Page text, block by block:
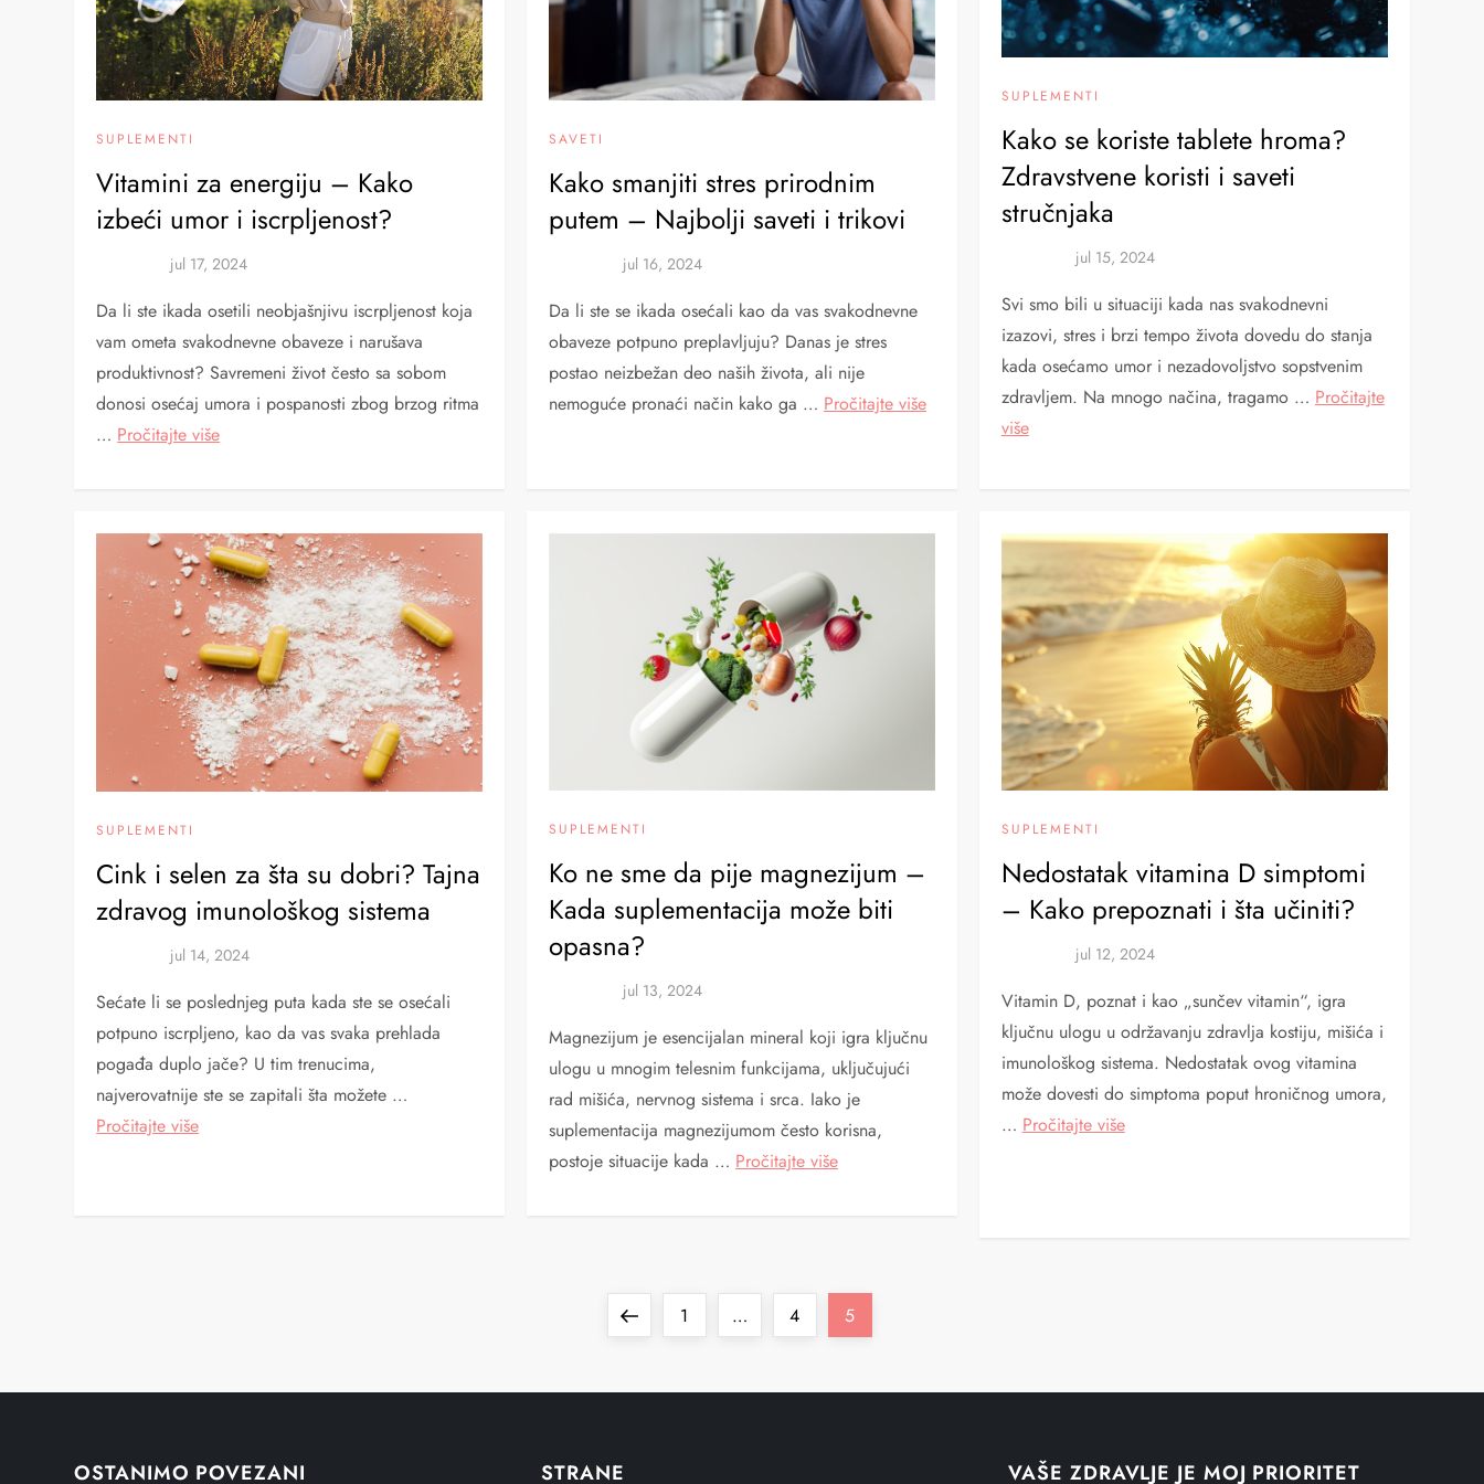
SUPLEMENTI
Vitamini za energiju – Kako
izbeći umor i iscrpljenost?
Da li ste ikada osetili neobjašnjivu iscrpljenost koja
vam ometa svakodnevne obaveze i narušava
produktivnost? Savremeni život često sa sobom
donosi osećaj umora i pospanosti zbog brzog ritma
… Pročitajte više
SAVETI
Kako smanjiti stres prirodnim
putem – Najbolji saveti i trikovi
Da li ste se ikada osećali kao da vas svakodnevne
obaveze potpuno preplavljuju? Danas je stres
postao neizbežan deo naših života, ali nije
nemoguće pronaći način kako ga … Pročitajte više
SUPLEMENTI
Kako se koriste tablete hroma?
Zdravstvene koristi i saveti
stručnjaka
Svi smo bili u situaciji kada nas svakodnevni
izazovi, stres i brzi tempo života dovedu do stanja
kada osećamo umor i nezadovoljstvo sopstvenim
zdravljem. Na mnogo načina, tragamo … Pročitajte
više
SUPLEMENTI
Cink i selen za šta su dobri? Tajna
zdravog imunološkog sistema
Sećate li se poslednjeg puta kada ste se osećali
potpuno iscrpljeno, kao da vas svaka prehlada
pogađa duplo jače? U tim trenucima,
najverovatnije ste se zapitali šta možete …
Pročitajte više
SUPLEMENTI
Ko ne sme da pije magnezijum –
Kada suplementacija može biti
opasna?
Magnezijum je esencijalan mineral koji igra ključnu
ulogu u mnogim telesnim funkcijama, uključujući
rad mišića, nervnog sistema i srca. Iako je
suplementacija magnezijumom često korisna,
postoje situacije kada … Pročitajte više
SUPLEMENTI
Nedostatak vitamina D simptomi
– Kako prepoznati i šta učiniti?
Vitamin D, poznat i kao „sunčev vitamin“, igra
ključnu ulogu u održavanju zdravlja kostiju, mišića i
imunološkog sistema. Nedostatak ovog vitamina
može dovesti do simptoma poput hroničnog umora,
… Pročitajte više
PreviousPage
1 … Page
4 Page
5
OSTANIMO POVEZANI STRANE VAŠE ZDRAVLJE JE MOJ PRIORITET